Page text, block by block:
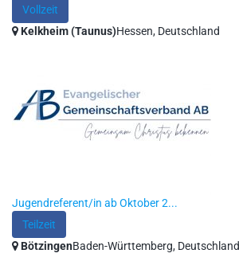
Vollzeit
Kelkheim (Taunus)Hessen, Deutschland
Jugendreferent/in ab Oktober 2...
Teilzeit
BötzingenBaden-Württemberg, Deutschland